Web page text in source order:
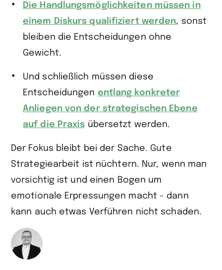
Die Handlungsmöglichkeiten müssen in
einem Diskurs qualifiziert werden, sonst
bleiben die Entscheidungen ohne
Gewicht.
Und schließlich müssen diese
Entscheidungen entlang konkreter
Anliegen von der strategischen Ebene
auf die Praxis übersetzt werden.
Der Fokus bleibt bei der Sache. Gute
Strategiearbeit ist nüchtern. Nur, wenn man
vorsichtig ist und einen Bogen um
emotionale Erpressungen macht – dann
kann auch etwas Verführen nicht schaden.